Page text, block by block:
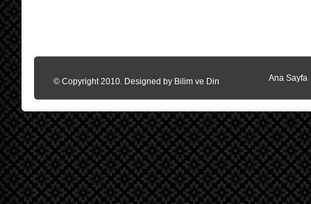
© Copyright 2010. Designed by Bilim ve Din Ana Sayfa